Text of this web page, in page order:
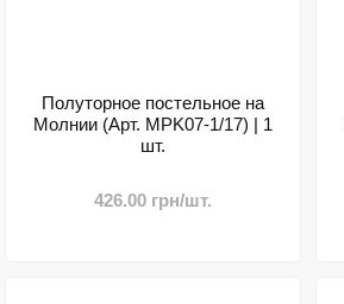
Полуторное постельное на
Молнии (Арт. MPK07-1/17) | 1
шт.
426.00 грн/шт.